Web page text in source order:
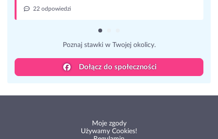
22 odpowiedzi
Poznaj stawki w Twojej okolicy.
Dołącz do społeczności
Moje zgody
Używamy Cookies!